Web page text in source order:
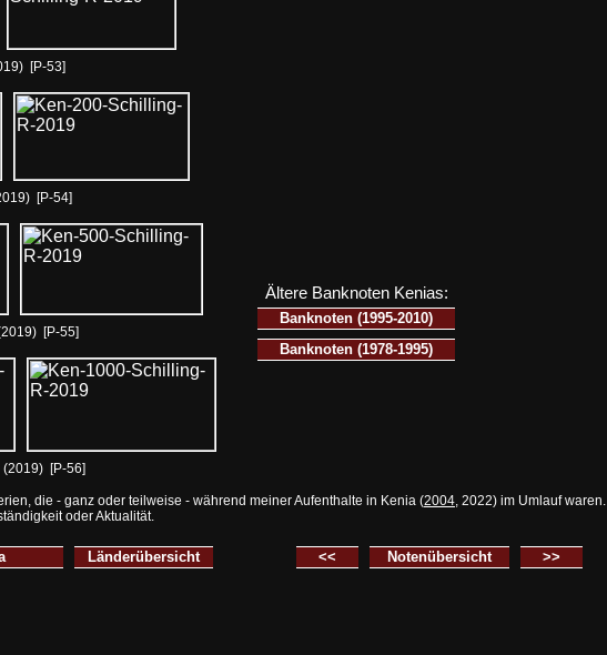
[P-53]
[P-54]
Ältere Banknoten Kenias:
Banknoten (1995-2010)
Banknoten (1978-1995)
[P-55]
(2019) [P-56]
die - ganz oder teilweise - während meiner Aufenthalte in Kenia (2004, 2022) im Umlauf waren.
oder Aktualität.
Länderübersicht << Notenübersicht >>